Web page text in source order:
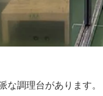
な調理台があります。